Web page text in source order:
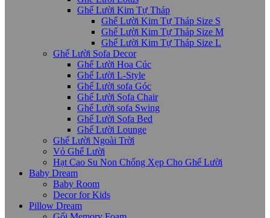
Ghế Lười Kim Tự Tháp
Ghế Lười Kim Tự Tháp Size S
Ghế Lười Kim Tự Tháp Size M
Ghế Lười Kim Tự Tháp Size L
Ghế Lười Sofa Decor
Ghế Lười Hoa Cúc
Ghế Lười L-Style
Ghế Lười sofa Góc
Ghế Lười Sofa Chair
Ghế Lười sofa Swing
Ghế Lười Sofa Bed
Ghế Lười Lounge
Ghế Lười Ngoài Trời
Vỏ Ghế Lười
Hạt Cao Su Non Chống Xẹp Cho Ghế Lười
Baby Dream
Baby Room
Decor for Kids
Pillow Dream